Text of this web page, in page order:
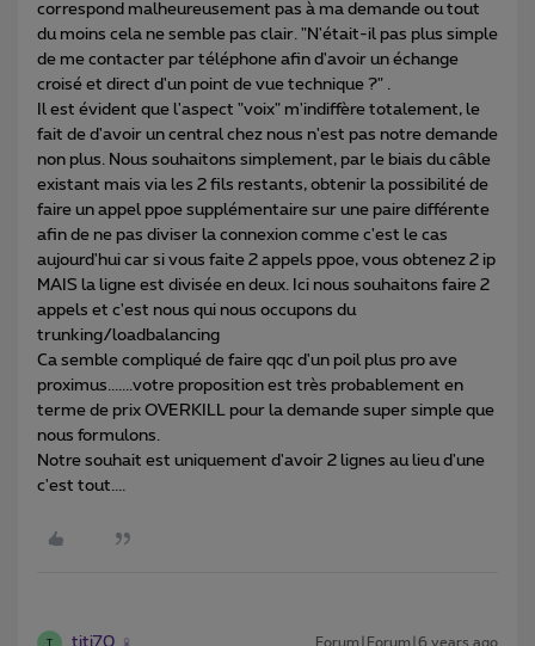
correspond malheureusement pas à ma demande ou tout
du moins cela ne semble pas clair. "N'était-il pas plus simple
de me contacter par téléphone afin d'avoir un échange
croisé et direct d'un point de vue technique ?" .
Il est évident que l'aspect "voix" m'indiffère totalement, le
fait de d'avoir un central chez nous n'est pas notre demande
non plus. Nous souhaitons simplement, par le biais du câble
existant mais via les 2 fils restants, obtenir la possibilité de
faire un appel ppoe supplémentaire sur une paire différente
afin de ne pas diviser la connexion comme c'est le cas
aujourd'hui car si vous faite 2 appels ppoe, vous obtenez 2 ip
MAIS la ligne est divisée en deux. Ici nous souhaitons faire 2
appels et c'est nous qui nous occupons du
trunking/loadbalancing
Ca semble compliqué de faire qqc d'un poil plus pro ave
proximus.......votre proposition est très probablement en
terme de prix OVERKILL pour la demande super simple que
nous formulons.
Notre souhait est uniquement d'avoir 2 lignes au lieu d'une
c'est tout....
Forum|Forum|6 years ago